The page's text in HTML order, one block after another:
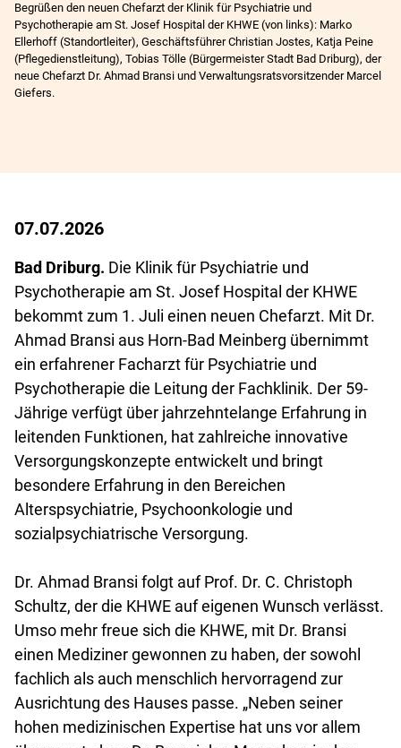
Begrüßen den neuen Chefarzt der Klinik für Psychiatrie und
Psychotherapie am St. Josef Hospital der KHWE (von links): Marko
Ellerhoff (Standortleiter), Geschäftsführer Christian Jostes, Katja Peine
(Pflegedienstleitung), Tobias Tölle (Bürgermeister Stadt Bad Driburg), der
neue Chefarzt Dr. Ahmad Bransi und Verwaltungsratsvorsitzender Marcel
Giefers.
07.07.2026
Bad Driburg. Die Klinik für Psychiatrie und
Psychotherapie am St. Josef Hospital der KHWE
bekommt zum 1. Juli einen neuen Chefarzt. Mit Dr.
Ahmad Bransi aus Horn-Bad Meinberg übernimmt
ein erfahrener Facharzt für Psychiatrie und
Psychotherapie die Leitung der Fachklinik. Der 59-
Jährige verfügt über jahrzehntelange Erfahrung in
leitenden Funktionen, hat zahlreiche innovative
Versorgungskonzepte entwickelt und bringt
besondere Erfahrung in den Bereichen
Alterspsychiatrie, Psychoonkologie und
sozialpsychiatrische Versorgung.
Dr. Ahmad Bransi folgt auf Prof. Dr. C. Christoph
Schultz, der die KHWE auf eigenen Wunsch verlässt.
Umso mehr freue sich die KHWE, mit Dr. Bransi
einen Mediziner gewonnen zu haben, der sowohl
fachlich als auch menschlich hervorragend zur
Ausrichtung des Hauses passe. „Neben seiner
hohen medizinischen Expertise hat uns vor allem